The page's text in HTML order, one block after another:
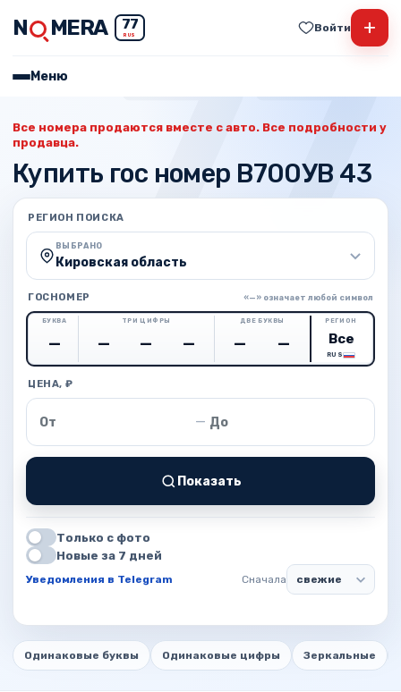
N MERA 77
RUS
Войти +
Меню
Все номера продаются вместе с авто. Все подробности у
продавца.
Купить гос номер В700УВ 43
РЕГИОН ПОИСКА
ВЫБРАНО
Кировская область
ГОСНОМЕР «—» означает любой символ
БУКВА ТРИ ЦИФРЫ ДВЕ БУКВЫ РЕГИОН
RUS
ЦЕНА, ₽
Цена от — Цена до
Показать
Только с фото
Новые за 7 дней
Уведомления в Telegram Сначала
Одинаковые буквы Одинаковые цифры Зеркальные